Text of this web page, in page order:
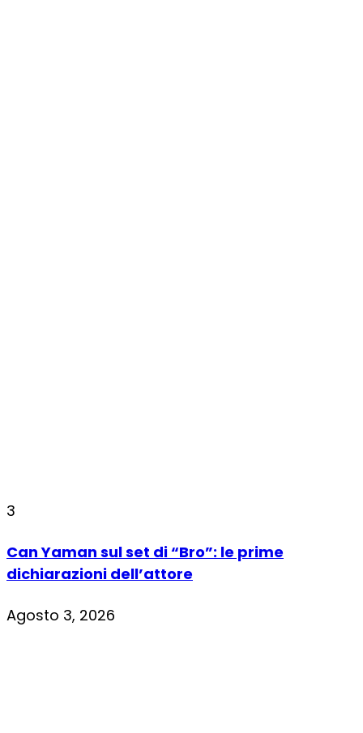
3
Can Yaman sul set di “Bro”: le prime
dichiarazioni dell’attore
Agosto 3, 2026